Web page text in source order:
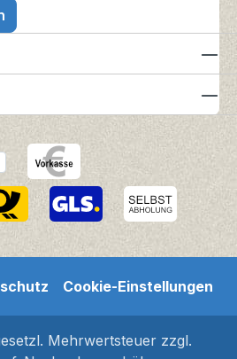
Cookie-Einstellungen
Mehrwertsteuer zzgl.